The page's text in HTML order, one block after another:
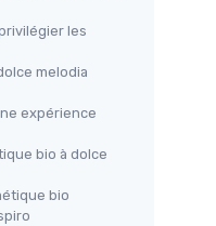
les
melodia
expérience
bio à dolce
bio